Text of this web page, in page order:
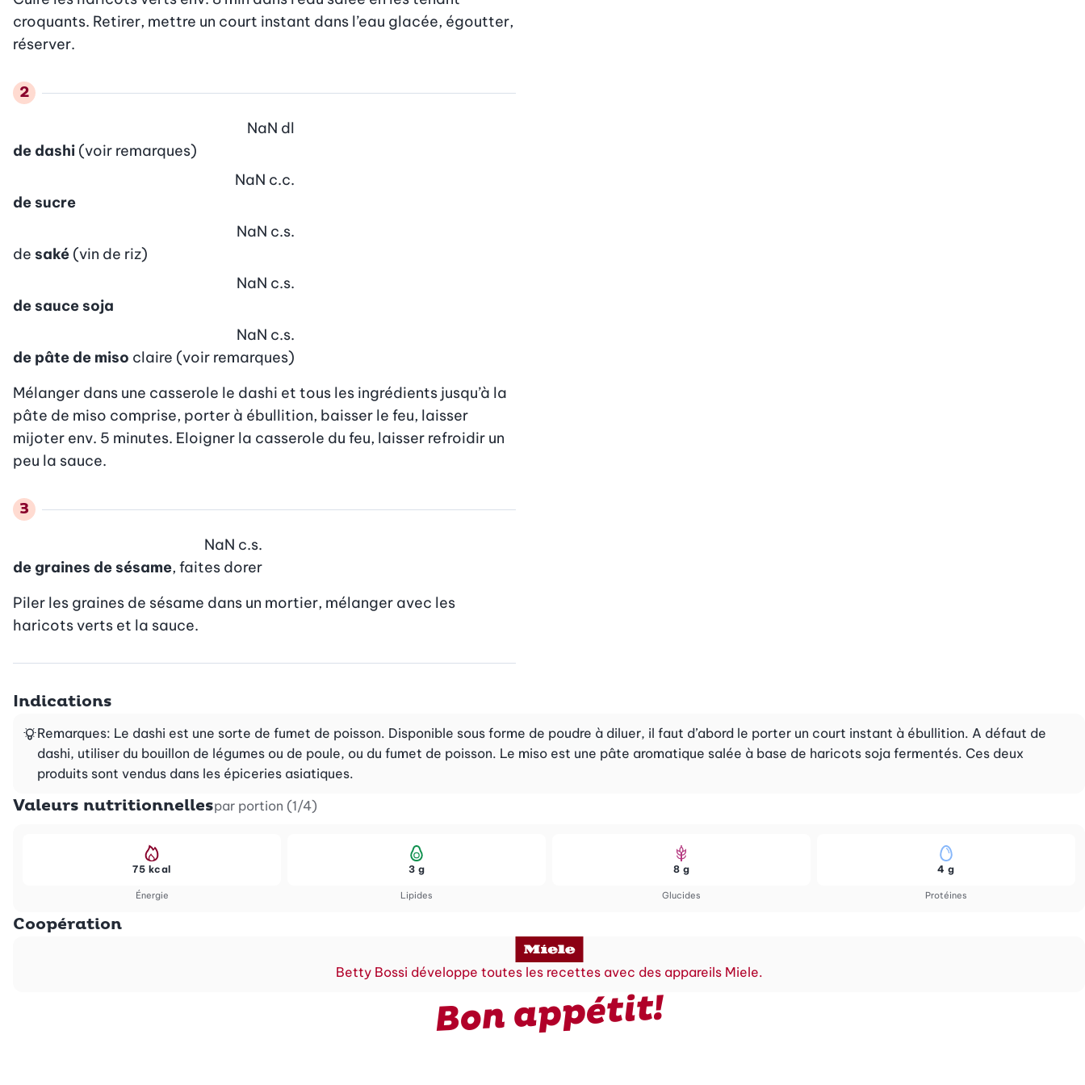
croquants. Retirer, mettre un court instant dans l’eau glacée, égoutter,
réserver.
de dashi (voir remarques)
NaN dl
de sucre
NaN c.c.
de saké (vin de riz)
NaN c.s.
de sauce soja
NaN c.s.
de pâte de miso claire (voir remarques)
NaN c.s.
Mélanger dans une casserole le dashi et tous les ingrédients jusqu’à la
pâte de miso comprise, porter à ébullition, baisser le feu, laisser
mijoter env. 5 minutes. Eloigner la casserole du feu, laisser refroidir un
peu la sauce.
de graines de sésame, faites dorer
NaN c.s.
Piler les graines de sésame dans un mortier, mélanger avec les
haricots verts et la sauce.
Indications
Remarques: Le dashi est une sorte de fumet de poisson. Disponible sous forme de poudre à diluer, il faut d’abord le porter un court instant à ébullition. A défaut de
dashi, utiliser du bouillon de légumes ou de poule, ou du fumet de poisson. Le miso est une pâte aromatique salée à base de haricots soja fermentés. Ces deux
produits sont vendus dans les épiceries asiatiques.
Valeurs nutritionnellespar portion (1/4)
Énergie
75 kcal
Lipides
3 g
Glucides
8 g
Protéines
4 g
Coopération
Betty Bossi développe toutes les recettes avec des appareils Miele.
Bon appétit!